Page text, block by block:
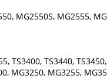
MG2550S, MG2555,
TS3400, TS3440,
MG3250, MG3255,